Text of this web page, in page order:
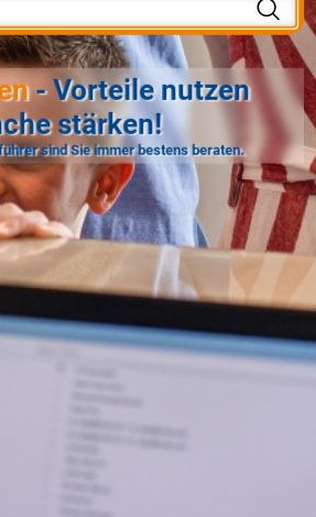
- Vorteile nutzen
stärken!
sind Sie immer bestens beraten.